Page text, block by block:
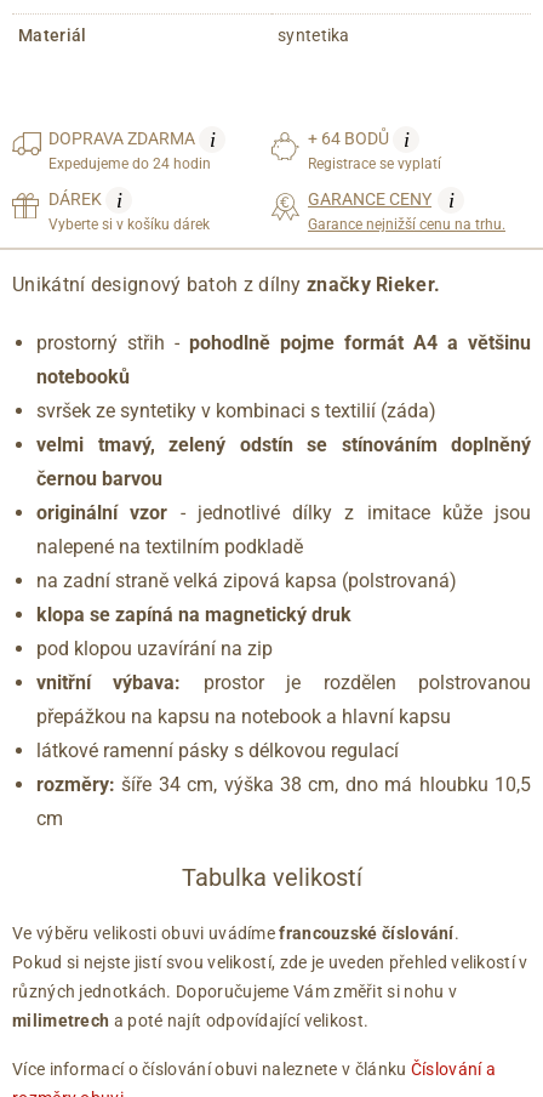
Materiál syntetika
DOPRAVAZDARMA i
Expedujeme do 24 hodin
+ 64 BODŮ i
Registrace se vyplatí
DÁREK i
Vyberte si v košíku dárek
GARANCE CENY i
Garance nejnižší cenu na trhu.
Unikátní designový batoh z dílnyznačky Rieker.
prostorný střih - pohodlně pojme formát A4 a většinu
notebooků
svršek ze syntetiky v kombinaci s textilií (záda)
velmi tmavý, zelený odstín se stínováním
doplněný
černou barvou
originální vzor - jednotlivé dílky z imitace kůže jsou
nalepené na textilním podkladě
na zadní straně velká zipová kapsa (polstrovaná)
klopa se zapíná na magnetický druk
pod klopou uzavírání na zip
vnitřní výbava: prostor je rozdělen polstrovanou
přepážkou na kapsu na notebook a hlavní kapsu
látkové ramenní pásky s délkovou regulací
rozměry: šíře 34 cm, výška 38 cm, dno má hloubku 10,5
cm
Tabulka velikostí
Ve výběru velikosti obuvi uvádímefrancouzské číslování.
Pokud si nejste jistí svou velikostí, zde je uveden přehled velikostí v
různých jednotkách. Doporučujeme Vám změřit si nohu v
milimetrech a poté najít odpovídající velikost.
Více informací o číslování obuvi naleznete v článku Číslování a